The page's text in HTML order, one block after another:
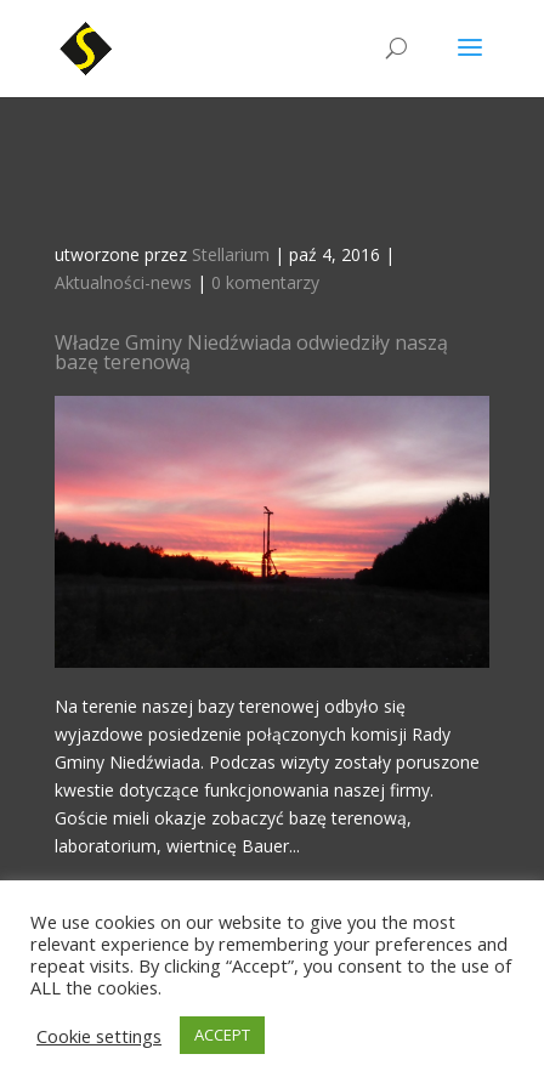
utworzone przez Stellarium | paź 4, 2016 |
Aktualności-news | 0 komentarzy
Władze Gminy Niedźwiada odwiedziły naszą
bazę terenową
Na terenie naszej bazy terenowej odbyło się
wyjazdowe posiedzenie połączonych komisji Rady
Gminy Niedźwiada. Podczas wizyty zostały poruszone
kwestie dotyczące funkcjonowania naszej firmy.
Goście mieli okazje zobaczyć bazę terenową,
laboratorium, wiertnicę Bauer...
We use cookies on our website to give you the most
relevant experience by remembering your preferences and
repeat visits. By clicking “Accept”, you consent to the use of
ALL the cookies.
Cookie settings
ACCEPT